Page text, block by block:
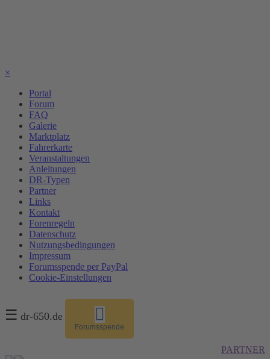
×
Portal
Forum
FAQ
Galerie
Marktplatz
Fahrerkarte
Veranstaltungen
Anleitungen
DR-Typen
Partner
Links
Kontakt
Forenregeln
Datenschutz
Nutzungsbedingungen
Impressum
Forumsspende per PayPal
Cookie-Einstellungen
☰ dr-650.de
Forumsspende
PARTNER